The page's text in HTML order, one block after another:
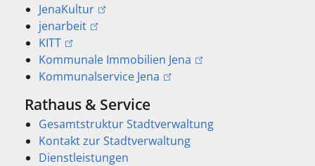
JenaKultur
jenarbeit
KITT
Kommunale Immobilien Jena
Kommunalservice Jena
Rathaus & Service
Gesamtstruktur Stadtverwaltung
Kontakt zur Stadtverwaltung
Dienstleistungen